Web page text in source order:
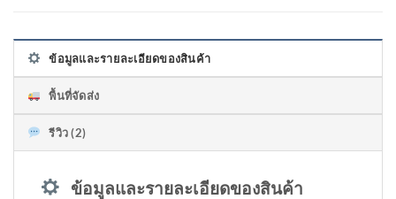
ข้อมูลและรายละเอียดของสินค้า
พื้นที่จัดส่ง
รีวิว (2)
ข้อมูลและรายละเอียดของสินค้า